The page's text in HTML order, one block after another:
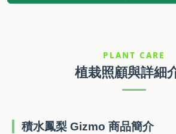
PLANT CARE
植栽照顧與詳細
積水鳳梨 Gizmo 商品簡介